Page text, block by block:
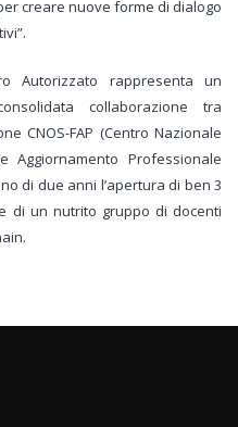
creare nuove forme di dialogo
Autorizzato rappresenta un
collaborazione tra
CNOS-FAP (Centro Nazionale
Aggiornamento Professionale
di due anni l’apertura di ben 3
di un nutrito gruppo di docenti